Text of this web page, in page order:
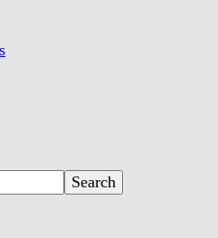
Search